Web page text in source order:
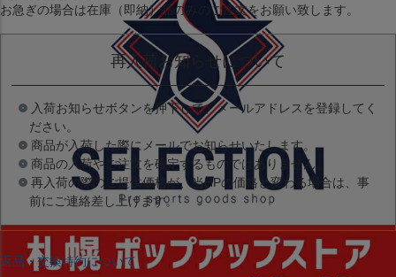
お急ぎの場合は在庫（即納）品のみのご注文をお願い致します。
再入荷お知らせについて
入荷お知らせボタンを押下して、メールアドレスを登録してく
ださい。
商品が入荷した際にメールでお知らせいたします。
商品の入荷やご注文を確定するものではありません。
再入荷の際のご提供価格が、当HPの価格と変わる場合は、事
前にご連絡差し上げます。
返品・交換特約について